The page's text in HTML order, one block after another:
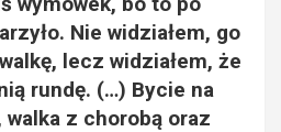
Nie widziałem, go
lecz widziałem, że
rundę. (…) Bycie na
z chorobą oraz